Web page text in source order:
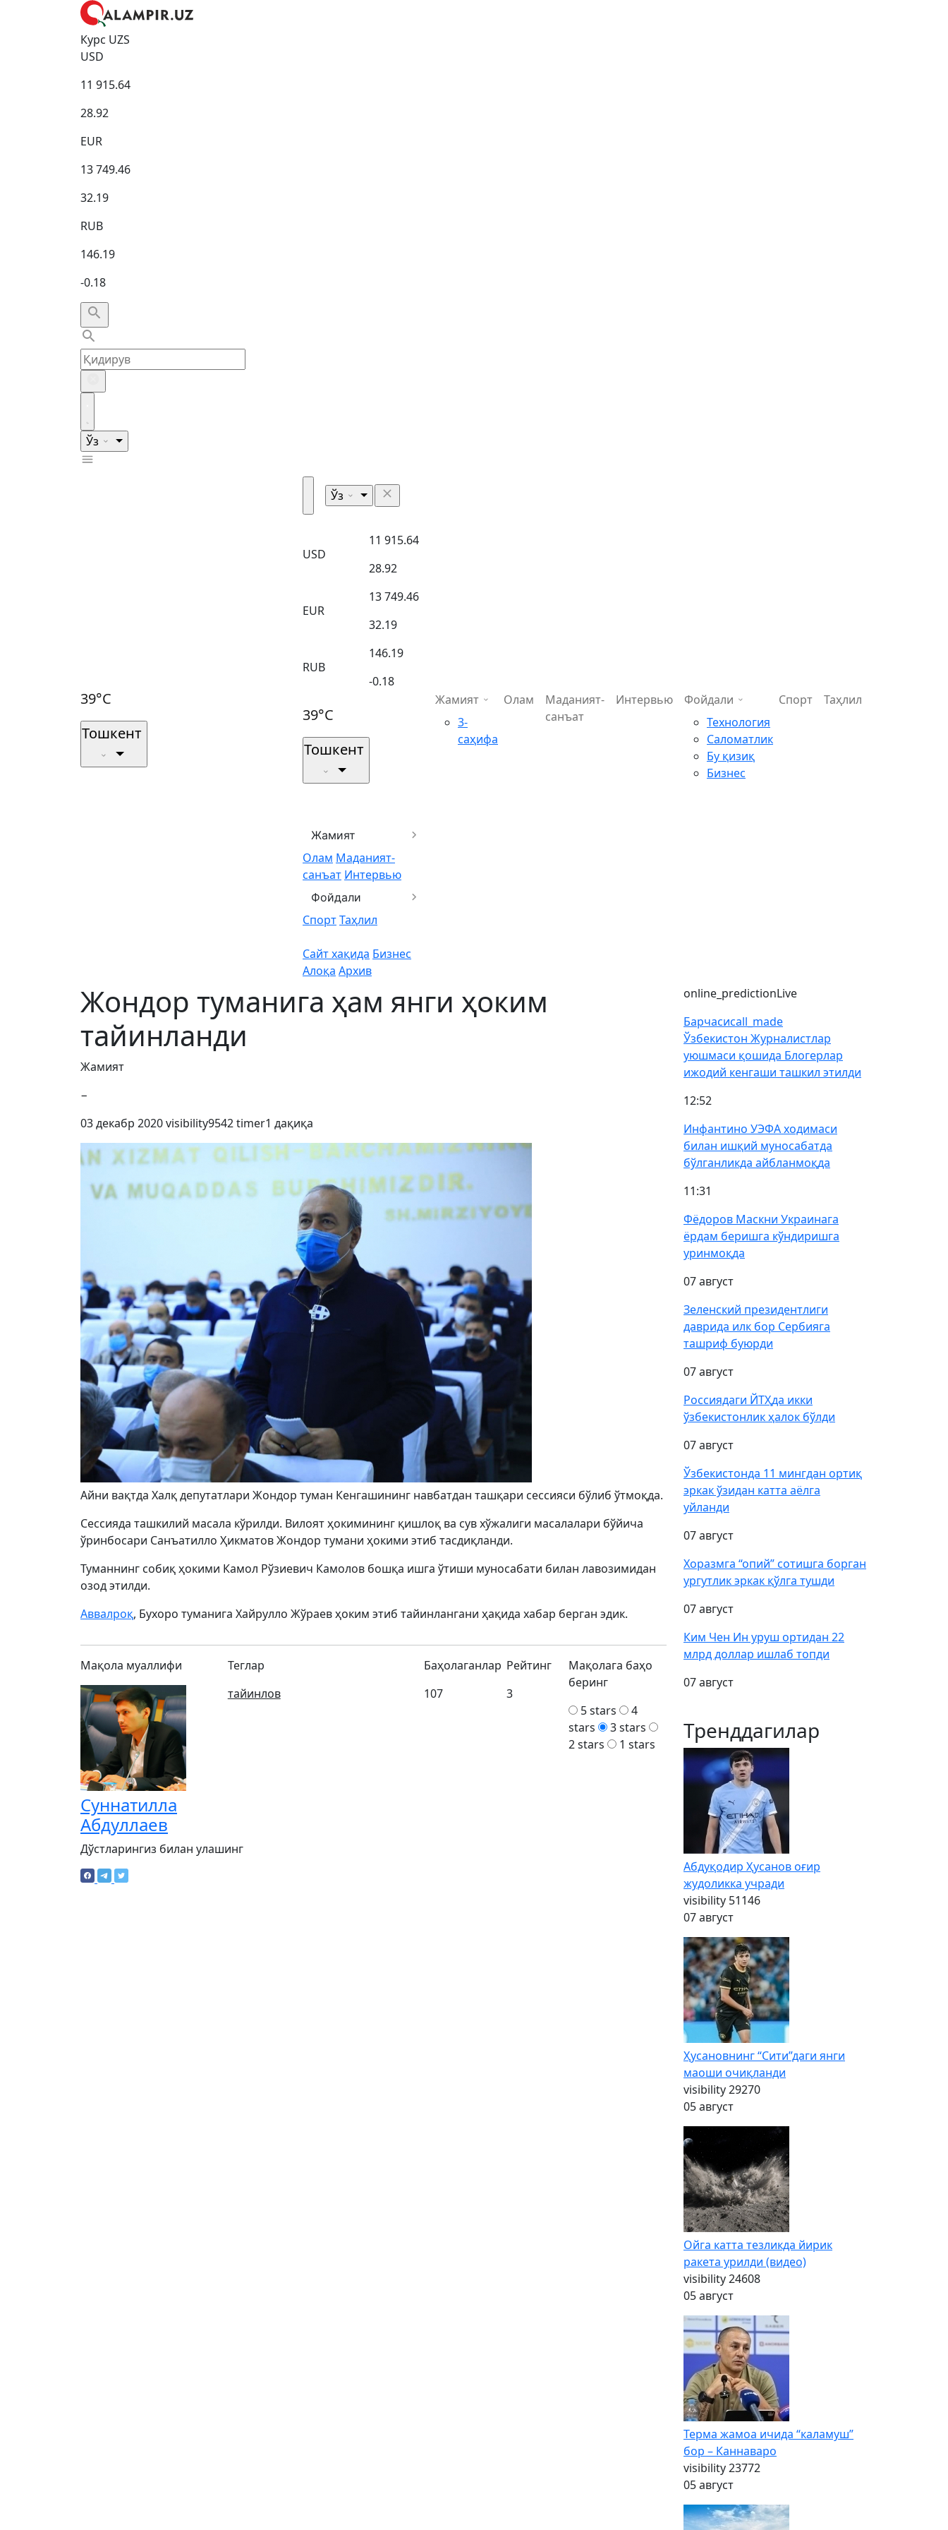
Курс UZS
USD
11 915.64
28.92
EUR
13 749.46
32.19
RUB
146.19
-0.18
Ўз
39°C
Тошкент
Ўз
USD
11 915.64
28.92
EUR
13 749.46
32.19
RUB
146.19
-0.18
39°C
Тошкент
Жамият
Олам Маданият-
санъат Интервью
Фойдали
СпортТаҳлил
Сайт хақида Бизнес
Алоқа Архив
Жамият
3-
саҳифа
Олам
Маданият-
санъат
Интервью
Фойдали
Технология
Саломатлик
Бу қизиқ
Бизнес
Спорт Таҳлил
Жондор туманига ҳам янги ҳоким
тайинланди
Жамият
−
03 декабр 2020visibility9542timer1 дақиқа
Айни вақтда Халқ депутатлари Жондор туман Кенгашининг навбатдан ташқари сессияси бўлиб ўтмоқда.
Сессияда ташкилий масала кўрилди. Вилоят ҳокимининг қишлоқ ва сув хўжалиги масалалари бўйича
ўринбосари Санъатилло Ҳикматов Жондор тумани ҳокими этиб тасдиқланди.
Туманнинг собиқ ҳокими Камол Рўзиевич Камолов бошқа ишга ўтиши муносабати билан лавозимидан
озод этилди.
Аввалроқ, Бухоро туманига Хайрулло Жўраев ҳоким этиб тайинлангани ҳақида хабар берган эдик.
Мақола муаллифи
Суннатилла
Абдуллаев
Теглар
тайинлов
Баҳолаганлар
107
Рейтинг
3
Мақолага баҳо
беринг
5 stars
4
stars
3 stars
2 stars
1 stars
Дўстларингиз билан улашинг
online_predictionLive
Барчасиcall_made
Ўзбекистон Журналистлар
уюшмаси қошида Блогерлар
ижодий кенгаши ташкил этилди
12:52
Инфантино УЭФА ходимаси
билан ишқий муносабатда
бўлганликда айбланмоқда
11:31
Фёдоров Маскни Украинага
ёрдам беришга кўндиришга
уринмоқда
07 август
Зеленский президентлиги
даврида илк бор Сербияга
ташриф буюрди
07 август
Россиядаги ЙТҲда икки
ўзбекистонлик ҳалок бўлди
07 август
Ўзбекистонда 11 мингдан ортиқ
эркак ўзидан катта аёлга
уйланди
07 август
Хоразмга “опий” сотишга борган
ургутлик эркак қўлга тушди
07 август
Ким Чен Ин уруш ортидан 22
млрд доллар ишлаб топди
07 август
Тренддагилар
Абдуқодир Ҳусанов оғир
жудоликка учради
visibility 51146
07 август
Ҳусановнинг “Сити”даги янги
маоши очиқланди
visibility29270
05 август
Ойга катта тезликда йирик
ракета урилди (видео)
visibility24608
05 август
Терма жамоа ичида “каламуш”
бор – Каннаваро
visibility23772
05 август